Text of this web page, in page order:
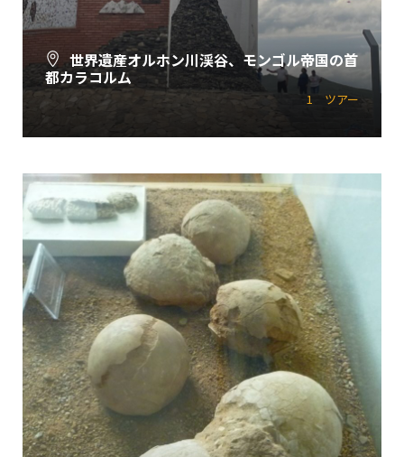
世界遺産オルホン川渓谷、モンゴル帝国の首
都カラコルム
1 ツアー